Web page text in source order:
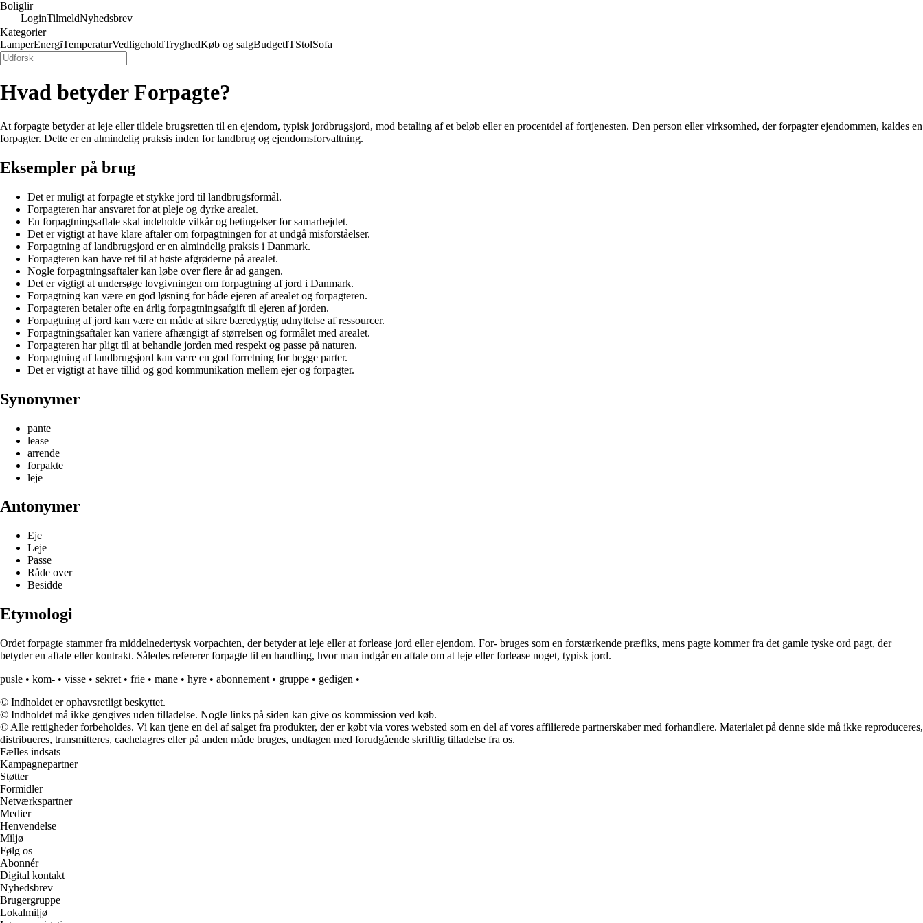
Boliglir
LoginTilmeldNyhedsbrev
Kategorier
LamperEnergiTemperaturVedligeholdTryghedKøb og salgBudgetITStolSofa
Hvad betyder Forpagte?
At forpagte betyder at leje eller tildele brugsretten til en ejendom, typisk jordbrugsjord, mod betaling af et beløb eller en procentdel af fortjenesten. Den person eller virksomhed, der forpagter ejendommen, kaldes en
forpagter. Dette er en almindelig praksis inden for landbrug og ejendomsforvaltning.
Eksempler på brug
Det er muligt at forpagte et stykke jord til landbrugsformål.
Forpagteren har ansvaret for at pleje og dyrke arealet.
En forpagtningsaftale skal indeholde vilkår og betingelser for samarbejdet.
Det er vigtigt at have klare aftaler om forpagtningen for at undgå misforståelser.
Forpagtning af landbrugsjord er en almindelig praksis i Danmark.
Forpagteren kan have ret til at høste afgrøderne på arealet.
Nogle forpagtningsaftaler kan løbe over flere år ad gangen.
Det er vigtigt at undersøge lovgivningen om forpagtning af jord i Danmark.
Forpagtning kan være en god løsning for både ejeren af arealet og forpagteren.
Forpagteren betaler ofte en årlig forpagtningsafgift til ejeren af jorden.
Forpagtning af jord kan være en måde at sikre bæredygtig udnyttelse af ressourcer.
Forpagtningsaftaler kan variere afhængigt af størrelsen og formålet med arealet.
Forpagteren har pligt til at behandle jorden med respekt og passe på naturen.
Forpagtning af landbrugsjord kan være en god forretning for begge parter.
Det er vigtigt at have tillid og god kommunikation mellem ejer og forpagter.
Synonymer
pante
lease
arrende
forpakte
leje
Antonymer
Eje
Leje
Passe
Råde over
Besidde
Etymologi
Ordet forpagte stammer fra middelnedertysk vorpachten, der betyder at leje eller at forlease jord eller ejendom. For- bruges som en forstærkende præfiks, mens pagte kommer fra det gamle tyske ord pagt, der
betyder en aftale eller kontrakt. Således refererer forpagte til en handling, hvor man indgår en aftale om at leje eller forlease noget, typisk jord.
pusle • kom- • visse • sekret • frie • mane • hyre • abonnement • gruppe • gedigen •
© Indholdet er ophavsretligt beskyttet.
© Indholdet må ikke gengives uden tilladelse. Nogle links på siden kan give os kommission ved køb.
© Alle rettigheder forbeholdes. Vi kan tjene en del af salget fra produkter, der er købt via vores websted som en del af vores affilierede partnerskaber med forhandlere. Materialet på denne side må ikke reproduceres,
distribueres, transmitteres, cachelagres eller på anden måde bruges, undtagen med forudgående skriftlig tilladelse fra os.
Fælles indsats
Kampagnepartner
Støtter
Formidler
Netværkspartner
Medier
Henvendelse
Miljø
Følg os
Abonnér
Digital kontakt
Nyhedsbrev
Brugergruppe
Lokalmiljø